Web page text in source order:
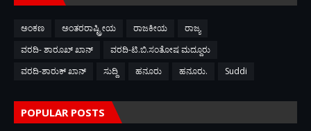
ಅಂಕಣ ಅಂತರರಾಷ್ಟ್ರೀಯ ರಾಜಕೀಯ
ರಾಜ್ಯ
ವರದಿ- ಶಾರೂಖ್ ಖಾನ್
ವರದಿ-ಟಿ.ಬಿ.ಸಂತೋಷ ಮದ್ದೂರು
ವರದಿ-ಶಾರುಕ್ ಖಾನ್
ಸುದ್ದಿ ಹನೂರು ಹನೂರು. Suddi
POPULAR POSTS